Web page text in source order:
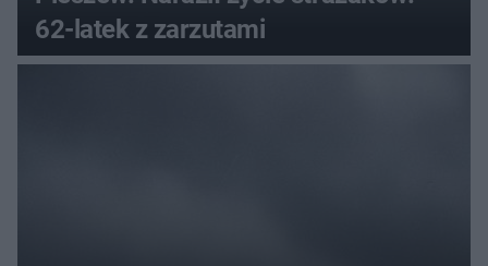
62-latek z zarzutami